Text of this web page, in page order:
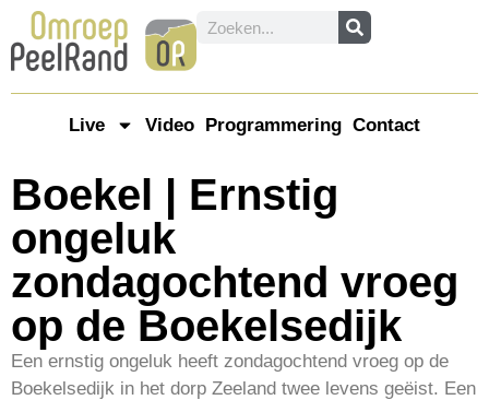
Live Video Programmering Contact
Boekel | Ernstig
ongeluk
zondagochtend vroeg
op de Boekelsedijk
Een ernstig ongeluk heeft zondagochtend vroeg op de
Boekelsedijk in het dorp Zeeland twee levens geëist. Een